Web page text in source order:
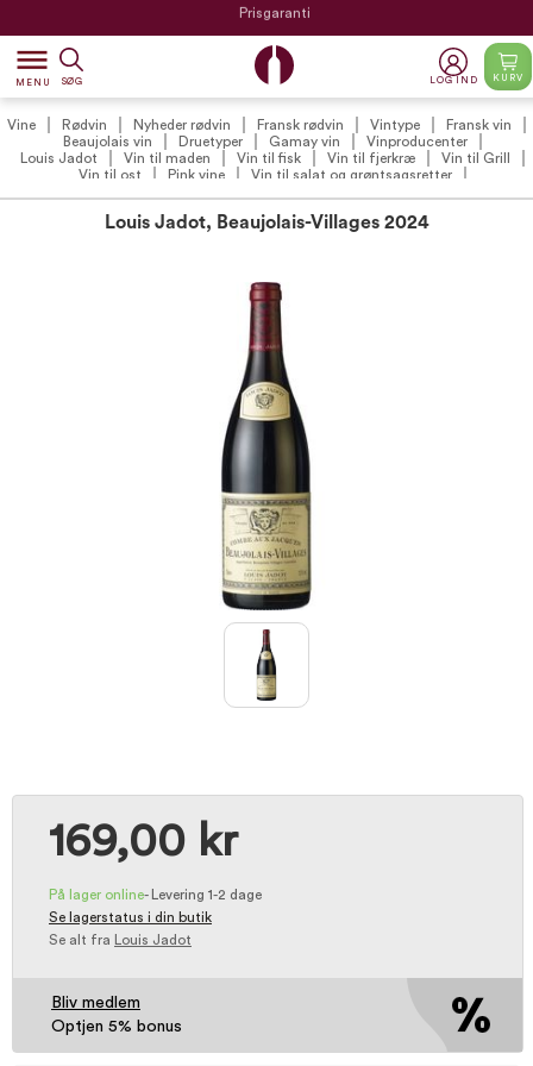
dehaze
MENU SØG LOG IND KURV
Vine Rødvin Nyheder rødvin Fransk rødvin Vintype
Fransk vin
Beaujolais vin
Druetyper Gamay vin
Vinproducenter
Louis Jadot
Vin til maden Vin til fisk Vin til fjerkræ
Vin til Grill
Vin til ost
Pink vine
Vin til salat og grøntsagsretter
Louis Jadot, Beaujolais-Villages 2024
169,00 kr
På lager online-
Levering 1-2 dage
Se lagerstatus i din butik
Se alt fra
Louis Jadot
Bliv medlem
Optjen 5% bonus